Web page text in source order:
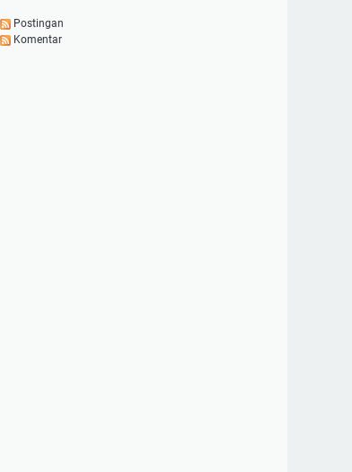
Postingan
Komentar